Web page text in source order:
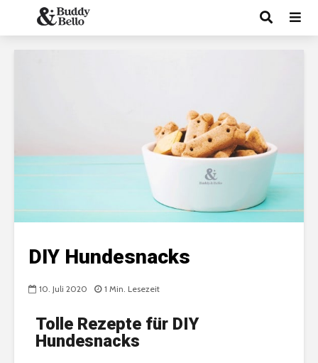
DIY Hundesnacks
10. Juli 2020 1 Min. Lesezeit
Tolle Rezepte für DIY
Hundesnacks